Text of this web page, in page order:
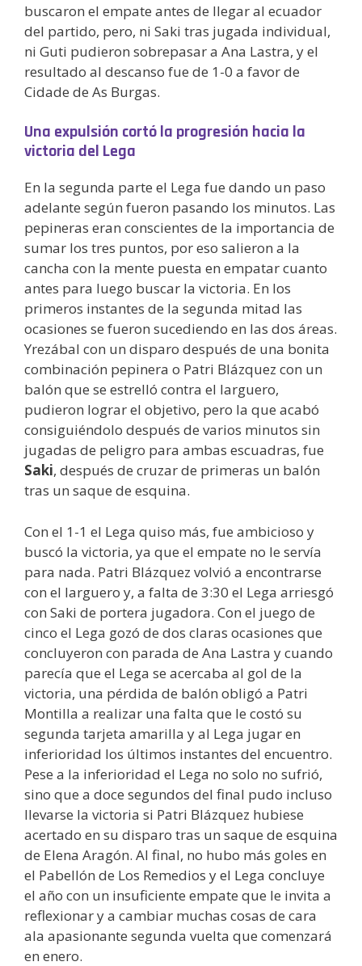
buscaron el empate antes de llegar al ecuador
del partido, pero, ni Saki tras jugada individual,
ni Guti pudieron sobrepasar a Ana Lastra, y el
resultado al descanso fue de 1-0 a favor de
Cidade de As Burgas.
Una expulsión cortó la progresión hacia la
victoria del Lega
En la segunda parte el Lega fue dando un paso
adelante según fueron pasando los minutos. Las
pepineras eran conscientes de la importancia de
sumar los tres puntos, por eso salieron a la
cancha con la mente puesta en empatar cuanto
antes para luego buscar la victoria. En los
primeros instantes de la segunda mitad las
ocasiones se fueron sucediendo en las dos áreas.
Yrezábal con un disparo después de una bonita
combinación pepinera o Patri Blázquez con un
balón que se estrelló contra el larguero,
pudieron lograr el objetivo, pero la que acabó
consiguiéndolo después de varios minutos sin
jugadas de peligro para ambas escuadras, fue
Saki, después de cruzar de primeras un balón
tras un saque de esquina.
Con el 1-1 el Lega quiso más, fue ambicioso y
buscó la victoria, ya que el empate no le servía
para nada. Patri Blázquez volvió a encontrarse
con el larguero y, a falta de 3:30 el Lega arriesgó
con Saki de portera jugadora. Con el juego de
cinco el Lega gozó de dos claras ocasiones que
concluyeron con parada de Ana Lastra y cuando
parecía que el Lega se acercaba al gol de la
victoria, una pérdida de balón obligó a Patri
Montilla a realizar una falta que le costó su
segunda tarjeta amarilla y al Lega jugar en
inferioridad los últimos instantes del encuentro.
Pese a la inferioridad el Lega no solo no sufrió,
sino que a doce segundos del final pudo incluso
llevarse la victoria si Patri Blázquez hubiese
acertado en su disparo tras un saque de esquina
de Elena Aragón. Al final, no hubo más goles en
el Pabellón de Los Remedios y el Lega concluye
el año con un insuficiente empate que le invita a
reflexionar y a cambiar muchas cosas de cara
ala apasionante segunda vuelta que comenzará
en enero.